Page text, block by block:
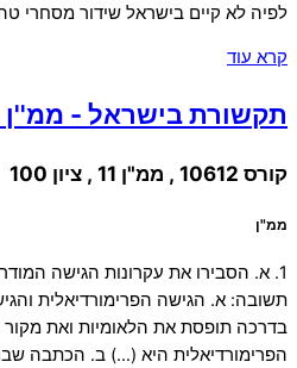
לפיה לא קיים בישראל שידור מסחרי
קרא עוד
תקשורת בישראל - ממ''ן 11 - קורס 10612
קורס 10612 , ממ"ן 11 , ציון 100
ממ"ן
1. א. הסבירו את עקרונות הגישה
תשובה: א. הגישה הפרימורדיאלית
בדרכה תופסת את הלאומיות ואת
הפרימורדיאלית היא (…) ב. הכתבה